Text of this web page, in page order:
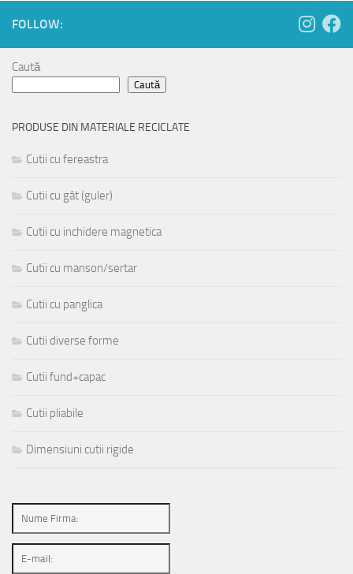
FOLLOW:
Caută
Caută
PRODUSE DIN MATERIALE RECICLATE
Cutii cu fereastra
Cutii cu gât (guler)
Cutii cu inchidere magnetica
Cutii cu manson/sertar
Cutii cu panglica
Cutii diverse forme
Cutii fund+capac
Cutii pliabile
Dimensiuni cutii rigide